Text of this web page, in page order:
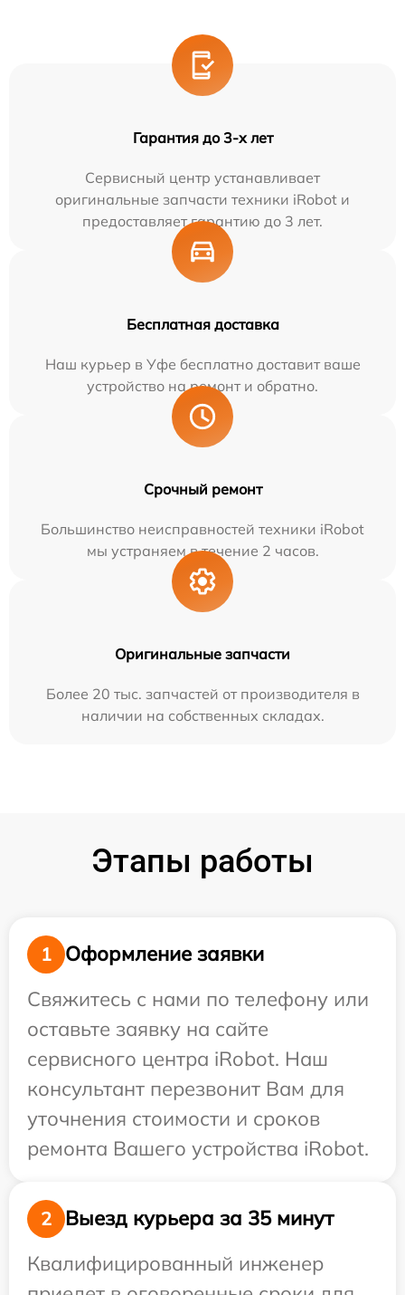
Гарантия до 3-х лет
Сервисный центр устанавливает
оригинальные запчасти техники iRobot и
предоставляет гарантию до 3 лет.
Бесплатная доставка
Наш курьер в Уфе бесплатно доставит ваше
устройство на ремонт и обратно.
Срочный ремонт
Большинство неисправностей техники iRobot
мы устраняем в течение 2 часов.
Оригинальные запчасти
Более 20 тыс. запчастей от производителя в
наличии на собственных складах.
Этапы работы
1
Оформление заявки
Свяжитесь с нами по телефону или
оставьте заявку на сайте
сервисного центра iRobot. Наш
консультант перезвонит Вам для
уточнения стоимости и сроков
ремонта Вашего устройства iRobot.
2
Выезд курьера за 35 минут
Квалифицированный инженер